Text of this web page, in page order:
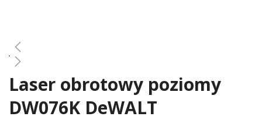
Skip
the
Laser obrotowy poziomy
DW076K DeWALT